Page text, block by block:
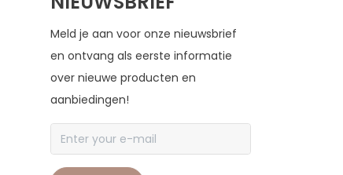
Meld je aan voor onze nieuwsbrief
en ontvang als eerste informatie
over nieuwe producten en
aanbiedingen!